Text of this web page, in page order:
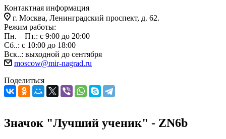
Контактная информация
г. Москва, Ленинградский проспект, д. 62.
Режим работы:
Пн. – Пт.: с 9:00 до 20:00
Сб..: с 10:00 до 18:00
Вск..: выходной до сентября
moscow@mir-nagrad.ru
Поделиться
Значок "Лучший ученик" - ZN6b